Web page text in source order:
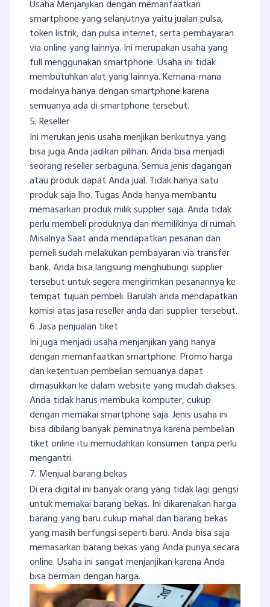
Usaha Menjanjikan dengan memanfaatkan
smartphone yang selanjutnya yaitu jualan pulsa,
token listrik, dan pulsa internet, serta pembayaran
via online yang lainnya. Ini merupakan usaha yang
full menggunakan smartphone. Usaha ini tidak
membutuhkan alat yang lainnya. Kemana-mana
modalnya hanya dengan smartphone karena
semuanya ada di smartphone tersebut.
5. Reseller
Ini merukan jenis usaha menjikan berikutnya yang
bisa juga Anda jadikan pilihan. Anda bisa menjadi
seorang reseller serbaguna. Semua jenis dagangan
atau produk dapat Anda jual. Tidak hanya satu
produk saja lho. Tugas Anda hanya membantu
memasarkan produk milik supplier saja. Anda tidak
perlu membeli produknya dan memilikinya di rumah.
Misalnya Saat anda mendapatkan pesanan dan
pemeli sudah melakukan pembayaran via transfer
bank. Anda bisa langsung menghubungi supplier
tersebut untuk segera mengirimkan pesanannya ke
tempat tujuan pembeli. Barulah anda mendapatkan
komisi atas jasa reseller anda dari supplier tersebut.
6. Jasa penjualan tiket
Ini juga menjadi usaha menjanjikan yang hanya
dengan memanfaatkan smartphone. Promo harga
dan ketentuan pembelian semuanya dapat
dimasukkan ke dalam website yang mudah diakses.
Anda tidak harus membuka komputer, cukup
dengan memakai smartphone saja. Jenis usaha ini
bisa dibilang banyak peminatnya karena pembelian
tiket online itu memudahkan konsumen tanpa perlu
mengantri.
7. Menjual barang bekas
Di era digital ini banyak orang yang tidak lagi gengsi
untuk memakai barang bekas. Ini dikarenakan harga
barang yang baru cukup mahal dan barang bekas
yang masih berfungsi seperti baru. Anda bisa saja
memasarkan barang bekas yang Anda punya secara
online. Usaha ini sangat menjanjikan karena Anda
bisa bermain dengan harga.